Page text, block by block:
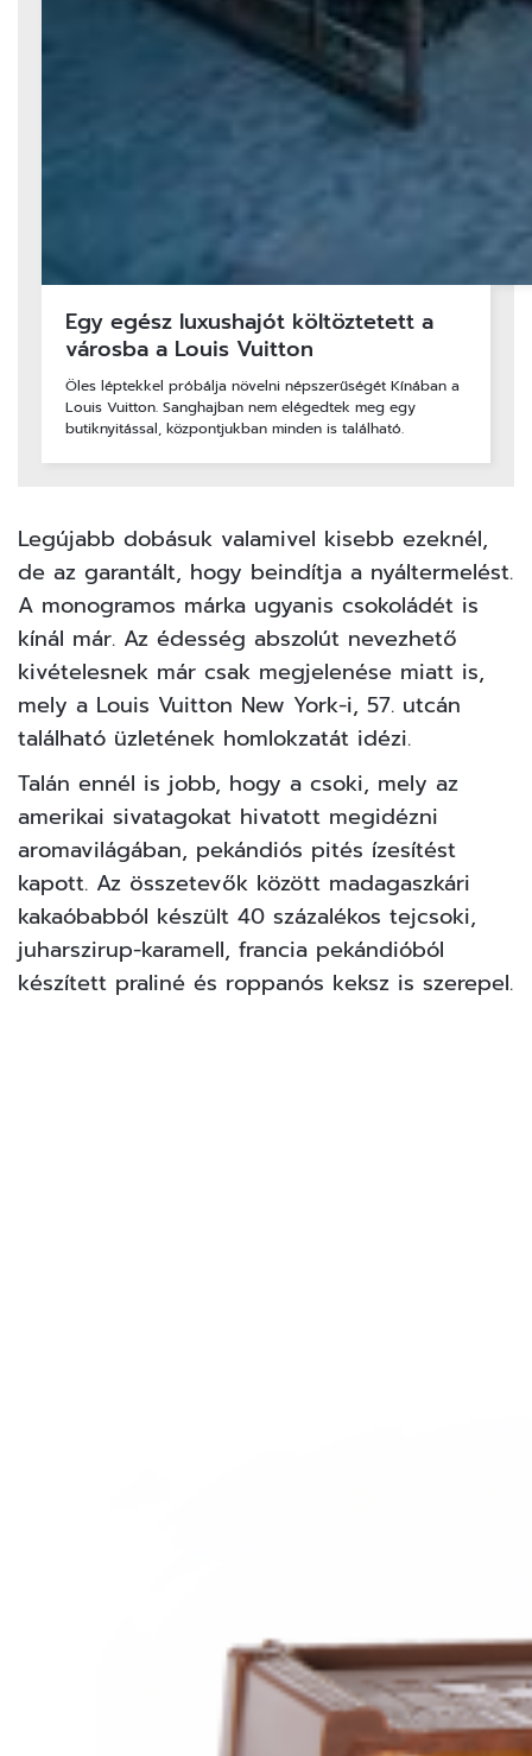
Egy egész luxushajót költöztetett a
városba a Louis Vuitton
Öles léptekkel próbálja növelni népszerűségét Kínában a
Louis Vuitton. Sanghajban nem elégedtek meg egy
butiknyitással, központjukban minden is található.
Legújabb dobásuk valamivel kisebb ezeknél,
de az garantált, hogy beindítja a nyáltermelést.
A monogramos márka ugyanis csokoládét is
kínál már. Az édesség abszolút nevezhető
kivételesnek már csak megjelenése miatt is,
mely a Louis Vuitton New York-i, 57. utcán
található üzletének homlokzatát idézi.
Talán ennél is jobb, hogy a csoki, mely az
amerikai sivatagokat hivatott megidézni
aromavilágában, pekándiós pités ízesítést
kapott. Az összetevők között madagaszkári
kakaóbabból készült 40 százalékos tejcsoki,
juharszirup-karamell, francia pekándióból
készített praliné és roppanós keksz is szerepel.